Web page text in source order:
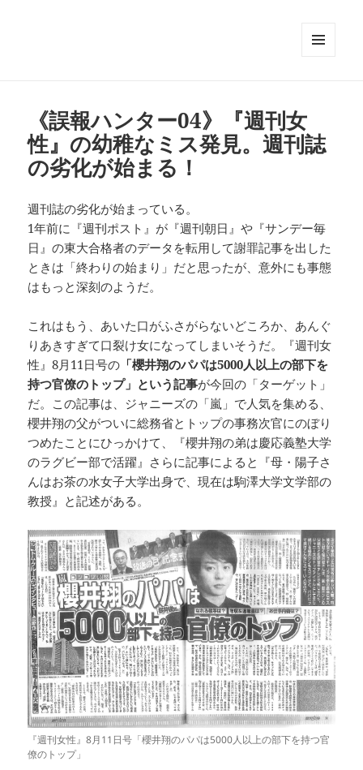
《誤報ハンター04》『週刊女
性』の幼稚なミス発見。週刊誌
の劣化が始まる！
週刊誌の劣化が始まっている。
1年前に『週刊ポスト』が『週刊朝日』や『サンデー毎
日』の東大合格者のデータを転用して謝罪記事を出した
ときは「終わりの始まり」だと思ったが、意外にも事態
はもっと深刻のようだ。
これはもう、あいた口がふさがらないどころか、あんぐ
りあきすぎて口裂け女になってしまいそうだ。『週刊女
性』8月11日号の 「櫻井翔のパパは5000人以上の部下を
持つ官僚のトップ」という記事が今回の「ターゲット」
だ。この記事は、ジャニーズの「嵐」で人気を集める、
櫻井翔の父がついに総務省とトップの事務次官にのぼり
つめたことにひっかけて、『櫻井翔の弟は慶応義塾大学
のラグビー部で活躍』さらに記事によると『母・陽子さ
んはお茶の水女子大学出身で、現在は駒澤大学文学部の
教授』と記述がある。
『週刊女性』8月11日号「櫻井翔のパパは5000人以上の部下を持つ官
僚のトップ」